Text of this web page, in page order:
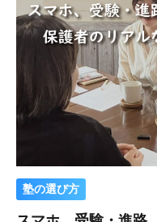
塾の選び方